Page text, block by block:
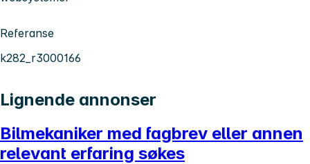
Referanse
k282_r3000166
Lignende annonser
Bilmekaniker med fagbrev eller annen
relevant erfaring søkes